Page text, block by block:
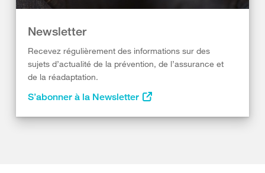
Newsletter
Recevez régulièrement des informations sur des
sujets d’actualité de la prévention, de l’assurance et
de la réadaptation.
S’abonner à la Newsletter